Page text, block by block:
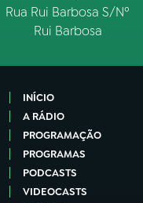
Rua Rui Barbosa S/Nº
Rui Barbosa
INÍCIO
A RÁDIO
PROGRAMAÇÃO
PROGRAMAS
PODCASTS
VIDEOCASTS